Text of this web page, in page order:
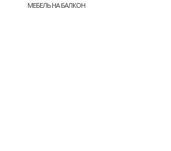
МЕБЕЛЬ НА БАЛКОН